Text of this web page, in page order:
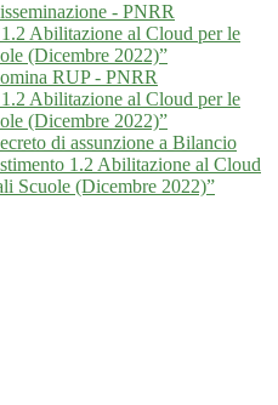
- PNRR
Abilitazione al Cloud per le
(Dicembre 2022)”
RUP - PNRR
Abilitazione al Cloud per le
(Dicembre 2022)”
di assunzione a Bilancio
1.2 Abilitazione al Cloud
Scuole (Dicembre 2022)”